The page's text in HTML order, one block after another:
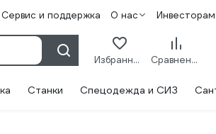
Сервис и поддержка О нас Инвесторам
Избранное Сравнение
Станки Спецодежда и СИЗ